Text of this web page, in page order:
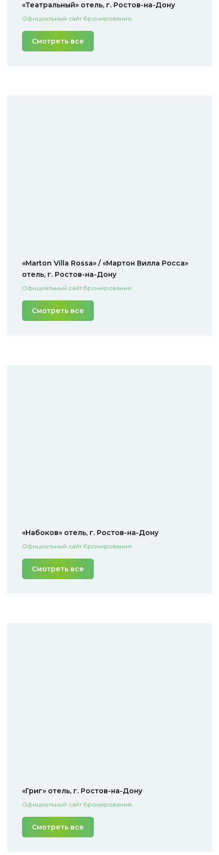
«Театральный» отель, г. Ростов-на-Дону
Официальный сайт бронирования.
Смотреть все
«Marton Villa Rossa» / «Мартон Вилла Росса»
отель, г. Ростов-на-Дону
Официальный сайт бронирования.
Смотреть все
«Набоков» отель, г. Ростов-на-Дону
Официальный сайт бронирования.
Смотреть все
«Григ» отель, г. Ростов-на-Дону
Официальный сайт бронирования.
Смотреть все